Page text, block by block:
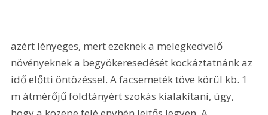
azért lényeges, mert ezeknek a melegkedvelő
növényeknek a begyökeresedését kockáztatnánk az
idő előtti öntözéssel. A facsemeték töve körül kb. 1
m átmérőjű földtányért szokás kialakítani, úgy,